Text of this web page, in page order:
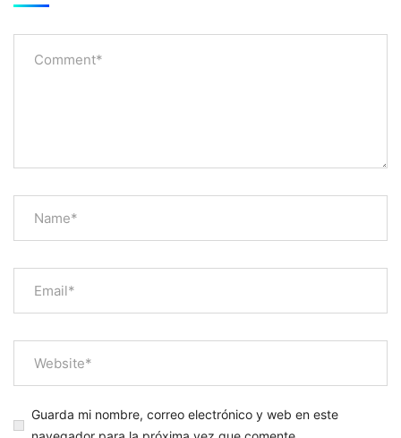
Guarda mi nombre, correo electrónico y web en este